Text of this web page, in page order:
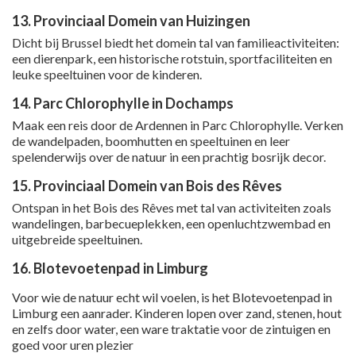
13. Provinciaal Domein van Huizingen
Dicht bij Brussel biedt het domein tal van familieactiviteiten:
een dierenpark, een historische rotstuin, sportfaciliteiten en
leuke speeltuinen voor de kinderen.
14. Parc Chlorophylle in Dochamps
Maak een reis door de Ardennen in Parc Chlorophylle. Verken
de wandelpaden, boomhutten en speeltuinen en leer
spelenderwijs over de natuur in een prachtig bosrijk decor.
15. Provinciaal Domein van Bois des Rêves
Ontspan in het Bois des Rêves met tal van activiteiten zoals
wandelingen, barbecueplekken, een openluchtzwembad en
uitgebreide speeltuinen.
16. Blotevoetenpad in Limburg
Voor wie de natuur echt wil voelen, is het Blotevoetenpad in
Limburg een aanrader. Kinderen lopen over zand, stenen, hout
en zelfs door water, een ware traktatie voor de zintuigen en
goed voor uren plezier